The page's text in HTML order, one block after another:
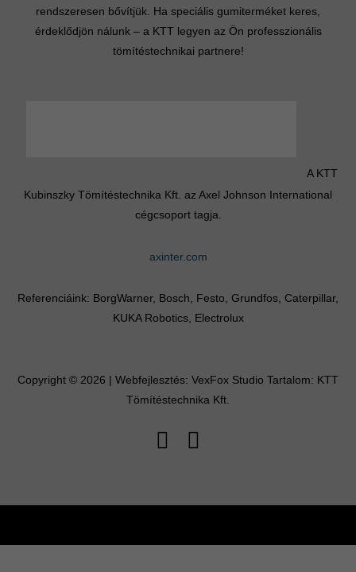
rendszeresen bővítjük. Ha speciális gumiterméket keres,
érdeklődjön nálunk – a KTT legyen az Ön professzionális
tömítéstechnikai partnere!
A KTT
Kubinszky Tömítéstechnika Kft. az Axel Johnson International
cégcsoport tagja.
axinter.com
Referenciáink: BorgWarner, Bosch, Festo, Grundfos, Caterpillar,
KUKA Robotics, Electrolux
Copyright © 2026 | Webfejlesztés: VexFox Studio Tartalom: KTT
Tömítéstechnika Kft.